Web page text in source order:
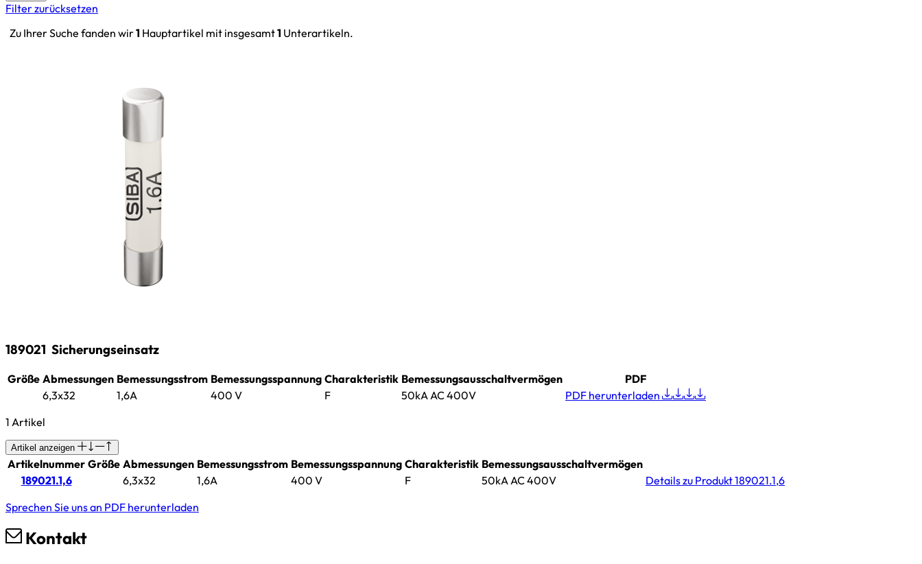
Filter zurücksetzen
Zu Ihrer Suche fanden wir1 Hauptartikel mit insgesamt1 Unterartikeln.
189021 Sicherungseinsatz
Größe Abmessungen Bemessungsstrom Bemessungsspannung Charakteristik Bemessungsausschaltvermögen
PDF
6,3x32
1,6A 400 V F 50kA AC 400V
PDF herunterladen
1 Artikel
Artikel anzeigen
Artikelnummer Größe Abmessungen Bemessungsstrom Bemessungsspannung Charakteristik Bemessungsausschaltvermögen
189021.1,6
6,3x32 1,6A 400 V F 50kA AC 400V Detailszu Produkt 189021.1,6
Sprechen Sie uns an PDF herunterladen
Kontakt